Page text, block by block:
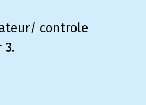
controle